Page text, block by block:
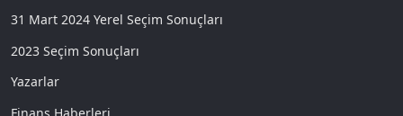
31 Mart 2024 Yerel Seçim Sonuçları
2023 Seçim Sonuçları
Yazarlar
Finans Haberleri